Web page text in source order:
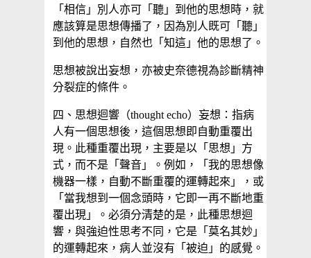
「相信」別人亦可「聽」到他的思想時，就
應該算是思想傳播了，因為別人既可「聽」
到他的思想，自然也「知這」他的思想了。
思想被說出妄想，亦被史奈德視為診斷精神
分裂症的條件。
四、思想迴響（thought echo）妄想：指病
人有一個思想後，這個思想即自動重覆出
現。此種重覆出現，主要是以「思想」方
式，而不是「聲音」。例如，「我的思想像
機器一樣，自動不斷重覆的運轉起來」，或
「當我想到一個念頭時，它即一再不斷地重
覆出現」。必須分清楚的是，此種思想迴
響，與強迫性思考不同，它是「莫名其妙」
的運轉起來，病人並沒有「被迫」的感覺。